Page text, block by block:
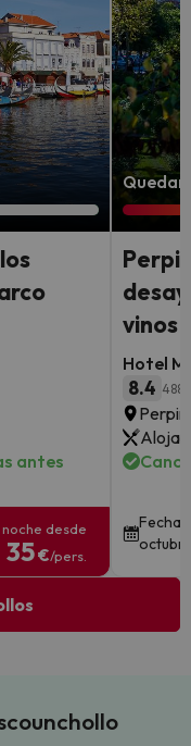
antes
noche desde
35€/pers.
vinos
Hotel
8.4 488